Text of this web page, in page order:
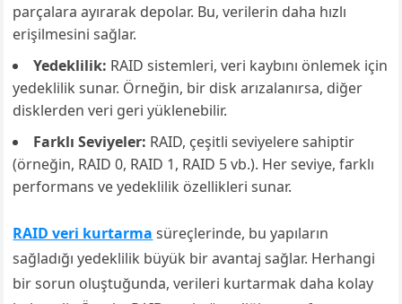
parçalara ayırarak depolar. Bu, verilerin daha hızlı
erişilmesini sağlar.
Yedeklilik: RAID sistemleri, veri kaybını önlemek için
yedeklilik sunar. Örneğin, bir disk arızalanırsa, diğer
disklerden veri geri yüklenebilir.
Farklı Seviyeler: RAID, çeşitli seviyelere sahiptir
(örneğin, RAID 0, RAID 1, RAID 5 vb.). Her seviye, farklı
performans ve yedeklilik özellikleri sunar.
RAID veri kurtarma süreçlerinde, bu yapıların
sağladığı yedeklilik büyük bir avantaj sağlar. Herhangi
bir sorun oluştuğunda, verileri kurtarmak daha kolay